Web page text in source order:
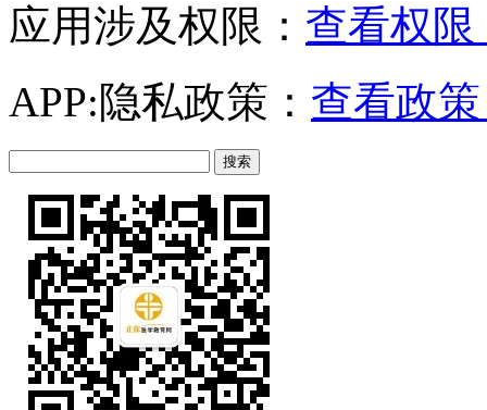
应用涉及权限： 查看权限
APP:隐私政策： 查看政